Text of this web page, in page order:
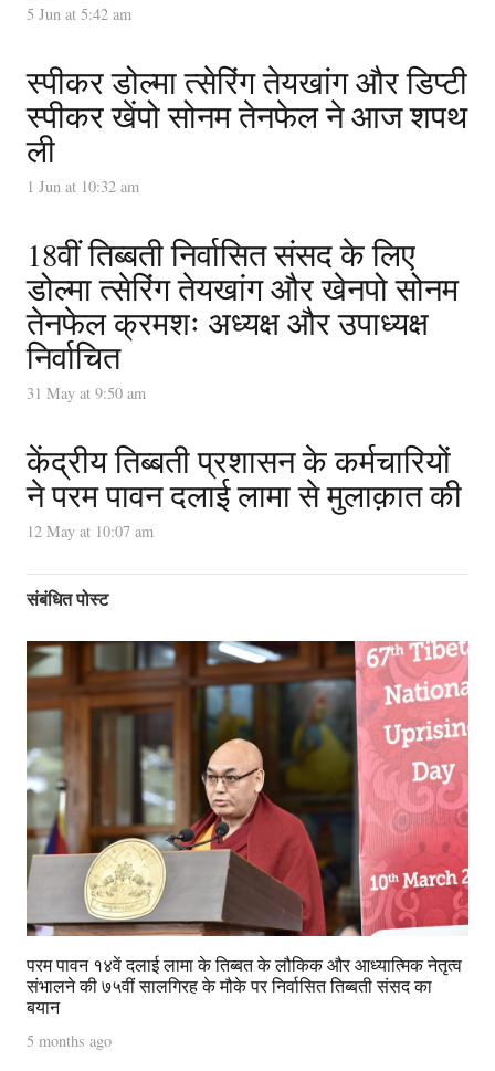
5 Jun at 5:42 am
स्पीकर डोल्मा त्सेरिंग तेयखांग और डिप्टी
स्पीकर खेंपो सोनम तेनफेल ने आज शपथ
ली
1 Jun at 10:32 am
18वीं तिब्बती निर्वासित संसद के लिए
डोल्मा त्सेरिंग तेयखांग और खेनपो सोनम
तेनफेल क्रमशः अध्यक्ष और उपाध्यक्ष
निर्वाचित
31 May at 9:50 am
केंद्रीय तिब्बती प्रशासन के कर्मचारियों
ने परम पावन दलाई लामा से मुलाक़ात की
12 May at 10:07 am
संबंधित पोस्ट
परम पावन १४वें दलाई लामा के तिब्बत के लौकिक और आध्यात्मिक नेतृत्व
संभालने की ७५वीं सालगिरह के मौके पर निर्वासित तिब्बती संसद का
बयान
5 months ago